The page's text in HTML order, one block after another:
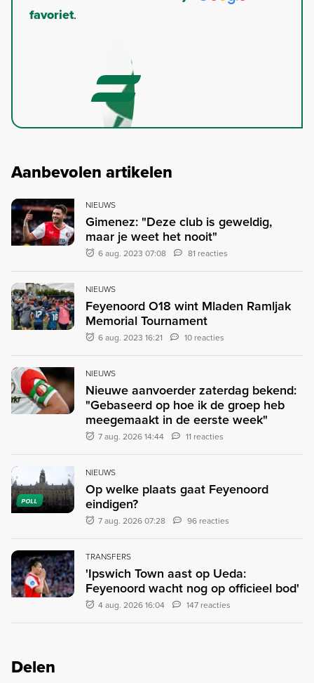
favoriet.
Aanbevolen artikelen
NIEUWS
Gimenez: "Deze club is geweldig,
maar je weet het nooit"
6 aug. 2023 07:08 81 reacties
NIEUWS
Feyenoord O18 wint Mladen Ramljak
Memorial Tournament
6 aug. 2023 16:21 10 reacties
NIEUWS
Nieuwe aanvoerder zaterdag bekend:
"Gebaseerd op hoe ik de groep heb
meegemaakt in de eerste week"
7 aug. 2026 14:44 11 reacties
POLL
NIEUWS
Op welke plaats gaat Feyenoord
eindigen?
7 aug. 2026 07:28 96 reacties
TRANSFERS
'Ipswich Town aast op Ueda:
Feyenoord wacht nog op officieel bod'
4 aug. 2026 16:04 147 reacties
Delen